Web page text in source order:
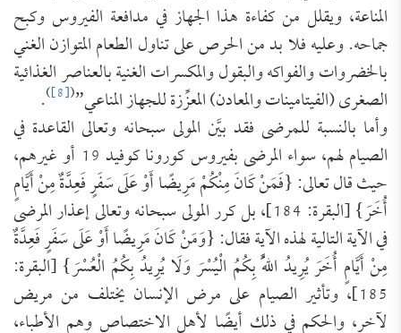
المناعة، ويقلل من كفاءة هذا الجهاز في مدافعة الفيروس وكبح
جماحه. وعليه فلا بد من الحرص على تناول الطعام المتوازن الغني
بالخضروات والفواكه والبقول والمكسرات الغنية بالعناصر الغذائية
الصغرى (الفيتامينات والمعادن) المعزِّزة للجهاز المناعي”(
[8]
)
.
وأما بالنسبة للمرضى فقد بيَّن المولى سبحانه وتعالى القاعدة في
الصيام لهم، سواء المرضى بفيروس كورونا كوفيد 19 أو غيرهم،
حيث قال تعالى: {فَمَنْ كَانَ مِنْكُمْ مَرِيضًا أَوْ عَلَى سَفَرٍ فَعِدَّةٌ مِنْ أَيَّامٍ
أُخَرَ} [البقرة: 184]، بل كرر المولى سبحانه وتعالى إعذار المرضى
في الآية التالية لهذه الآية فقال: {وَمَنْ كَانَ مَرِيضًا أَوْ عَلَى سَفَرٍ فَعِدَّةٌ
مِنْ أَيَّامٍ أُخَرَ يُرِيدُ اللَّهُ بِكُمُ الْيُسْرَ وَلَا يُرِيدُ بِكُمُ الْعُسْرَ} [البقرة:
185]، وتأثير الصيام على مرض الإنسان يختلف من مريض
لآخر، والحكم في ذلك أيضًا لأهل الاختصاص وهم الأطباء،